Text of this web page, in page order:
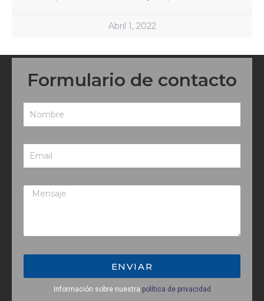
Abril 1, 2022
Formulario de contacto
ENVIAR
Información sobre nuestra política de privacidad